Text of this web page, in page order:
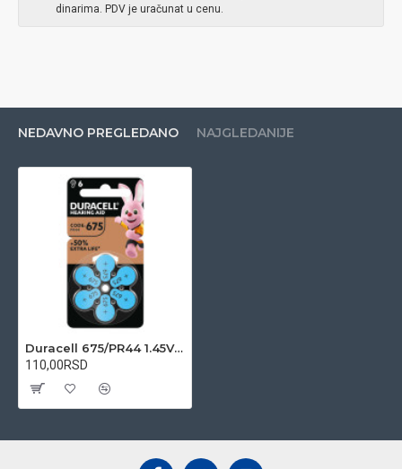
dinarima. PDV je uračunat u cenu.
NEDAVNO PREGLEDANO NAJGLEDANIJE
Duracell 675/PR44 1.45V 1/6 baterija za slušni aparat
110,00RSD